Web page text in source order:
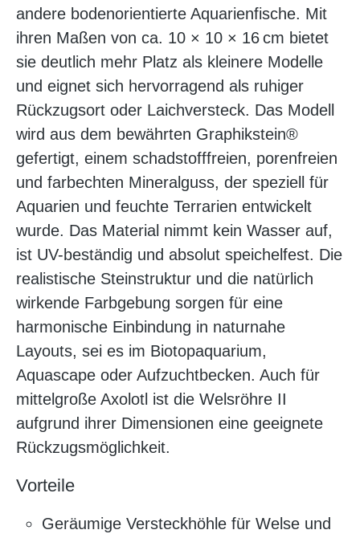
andere bodenorientierte Aquarienfische. Mit
ihren Maßen von ca. 10 × 10 × 16 cm bietet
sie deutlich mehr Platz als kleinere Modelle
und eignet sich hervorragend als ruhiger
Rückzugsort oder Laichversteck. Das Modell
wird aus dem bewährten Graphikstein®
gefertigt, einem schadstofffreien, porenfreien
und farbechten Mineralguss, der speziell für
Aquarien und feuchte Terrarien entwickelt
wurde. Das Material nimmt kein Wasser auf,
ist UV-beständig und absolut speichelfest. Die
realistische Steinstruktur und die natürlich
wirkende Farbgebung sorgen für eine
harmonische Einbindung in naturnahe
Layouts, sei es im Biotopaquarium,
Aquascape oder Aufzuchtbecken. Auch für
mittelgroße Axolotl ist die Welsröhre II
aufgrund ihrer Dimensionen eine geeignete
Rückzugsmöglichkeit.
Vorteile
Geräumige Versteckhöhle für Welse und